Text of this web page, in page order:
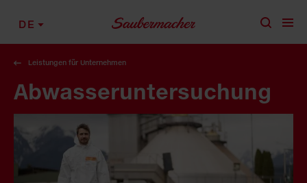
DE
Leistungen für Unternehmen
Abwasser­untersuchung